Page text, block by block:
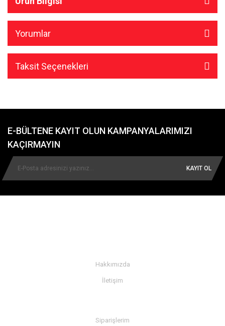
Yorumlar
Taksit Seçenekleri
E-BÜLTENE KAYIT OLUN KAMPANYALARIMIZI
KAÇIRMAYIN
KAYIT OL
Hakkımızda
İletişim
Siparişlerim